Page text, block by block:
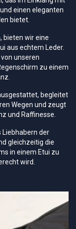
einen eleganten
bietet.
bieten wir eine
aus echtem Leder.
unseren
zu einem
begleitet
Wegen und zeugt
und Raffinesse.
Liebhabern der
gleichzeitig die
in einem Etui zu
wird.